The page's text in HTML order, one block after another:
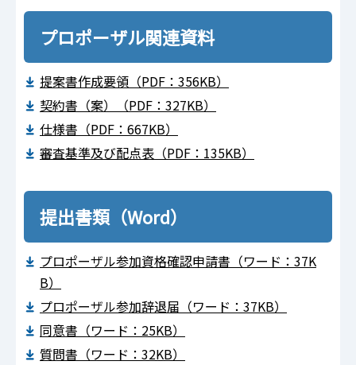
プロポーザル関連資料
提案書作成要領（PDF：356KB）
契約書（案）（PDF：327KB）
仕様書（PDF：667KB）
審査基準及び配点表（PDF：135KB）
提出書類（Word）
プロポーザル参加資格確認申請書（ワード：37K
B）
プロポーザル参加辞退届（ワード：37KB）
同意書（ワード：25KB）
質問書（ワード：32KB）